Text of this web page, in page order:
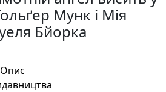
Мунк і Мія
Бйорка
Опис